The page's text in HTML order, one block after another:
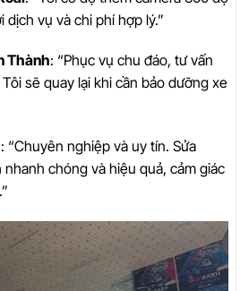
dịch vụ và chi phí hợp lý.”
Thành: “Phục vụ chu đáo, tư vấn
sẽ quay lại khi cần bảo dưỡng xe
: “Chuyên nghiệp và uy tín. Sửa
chóng và hiệu quả, cảm giác